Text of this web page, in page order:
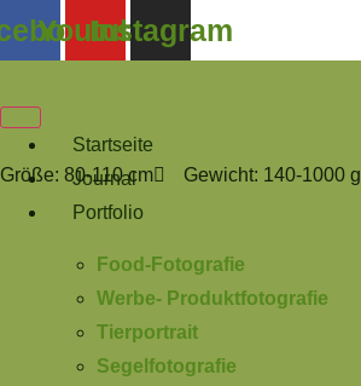
ZumYoutube
Instagram
Startseite
Journal
Portfolio
Food-Fotografie
Werbe- Produktfotografie
Tierportrait
Segelfotografie
Ringelnatter
Größe: 80-110 cm Gewicht: 140-1000 g